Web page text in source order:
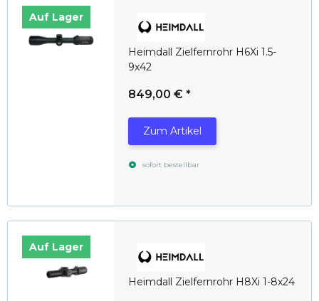
Auf Lager
Heimdall Zielfernrohr H6Xi 1.5-
9x42
849,00 € *
Zum Artikel
sofort bestellbar
Auf Lager
Heimdall Zielfernrohr H8Xi 1-8x24